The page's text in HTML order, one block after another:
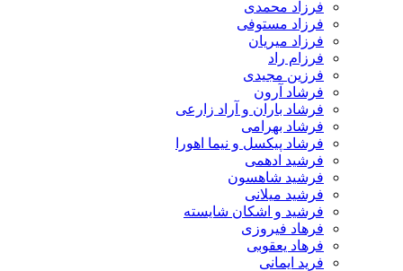
فرزاد محمدی
فرزاد مستوفی
فرزاد میریان
فرزام راد
فرزین مجیدی
فرشاد آرون
فرشاد باران و آراد زارعی
فرشاد بهرامی
فرشاد پیکسل و نیما اهورا
فرشید ادهمی
فرشید شاهسون
فرشید میلانی
فرشید و اشکان شایسته
فرهاد فیروزی
فرهاد یعقوبی
فرید ایمانی